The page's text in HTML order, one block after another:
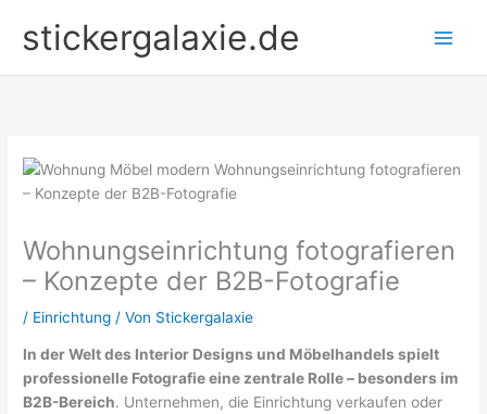
Inhaltstickergalaxie.de
Wohnungseinrichtung fotografieren
– Konzepte der B2B-Fotografie
/ Einrichtung / Von Stickergalaxie
In der Welt des Interior Designs und Möbelhandels spielt
professionelle Fotografie eine zentrale Rolle – besonders im
B2B-Bereich. Unternehmen, die Einrichtung verkaufen oder